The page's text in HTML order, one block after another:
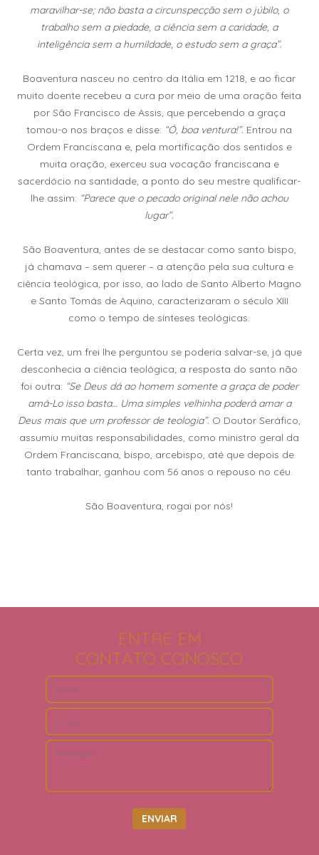
maravilhar-se; não basta a circunspecção sem o júbilo, o
trabalho sem a piedade, a ciência sem a caridade, a
inteligência sem a humildade, o estudo sem a graça”.
Boaventura nasceu no centro da Itália em 1218, e ao ficar
muito doente recebeu a cura por meio de uma oração feita
por São Francisco de Assis, que percebendo a graça
tomou-o nos braços e disse: “Ó, boa ventura!”. Entrou na
Ordem Franciscana e, pela mortificação dos sentidos e
muita oração, exerceu sua vocação franciscana e
sacerdócio na santidade, a ponto do seu mestre qualificar-
lhe assim: “Parece que o pecado original nele não achou
lugar”.
São Boaventura, antes de se destacar como santo bispo,
já chamava – sem querer – a atenção pela sua cultura e
ciência teológica, por isso, ao lado de Santo Alberto Magno
e Santo Tomás de Aquino, caracterizaram o século XIII
como o tempo de sínteses teológicas.
Certa vez, um frei lhe perguntou se poderia salvar-se, já que
desconhecia a ciência teológica; a resposta do santo não
foi outra: “Se Deus dá ao homem somente a graça de poder
amá-Lo isso basta… Uma simples velhinha poderá amar a
Deus mais que um professor de teologia”. O Doutor Seráfico,
assumiu muitas responsabilidades, como ministro geral da
Ordem Franciscana, bispo, arcebispo, até que depois de
tanto trabalhar, ganhou com 56 anos o repouso no céu.
São Boaventura, rogai por nós!
ENTRE EM
CONTATO CONOSCO